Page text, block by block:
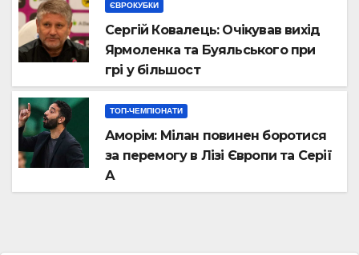
ЄВРОКУБКИ
Сергій Ковалець: Очікував вихід
Ярмоленка та Буяльського при
грі у більшост
ТОП-ЧЕМПІОНАТИ
Аморім: Мілан повинен боротися
за перемогу в Лізі Європи та Серії
А